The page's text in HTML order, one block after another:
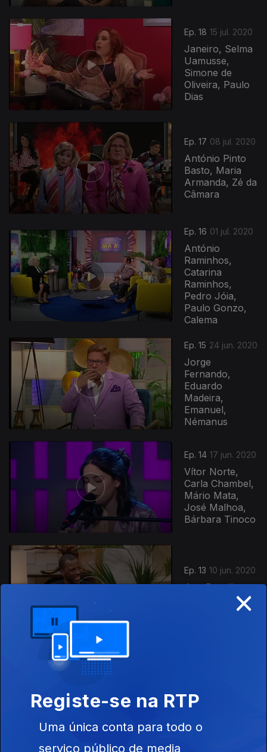
Ep. 18 15 jul. 2020
Janeiro, Selma
Uamusse,
Simone de
Oliveira, Paulo
Dias
Ep. 17 08 jul. 2020
António Pinto
Basto, Maria
Armanda, Zé da
Câmara
Ep. 16 01 jul. 2020
António
Raminhos,
Catarina
Raminhos,
Pedro Jóia,
Paulo Gonzo,
Calema
Ep. 15 24 jun. 2020
Jorge
Fernando,
Eduardo
Madeira,
Emanuel,
Némanus
Ep. 14 17 jun. 2020
Vítor Norte,
Carla Chambel,
Mário Mata,
José Malhoa,
Bárbara Tinoco
478849
Ep. 13 10 jun. 2020
Ana Bacalhau,
Dino D'Santiago
Amaro, Felipa
Azinheira
×
Registe-se na RTP
Uma única conta para todo o
serviço público de media